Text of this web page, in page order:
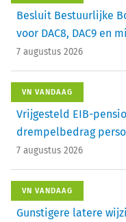
Besluit Bestuurlijke
voor DAC8, DAC9 en
7 augustus 2026
VN VANDAAG
Vrijgesteld EIB-
drempelbedrag
7 augustus 2026
VN VANDAAG
Gunstigere latere